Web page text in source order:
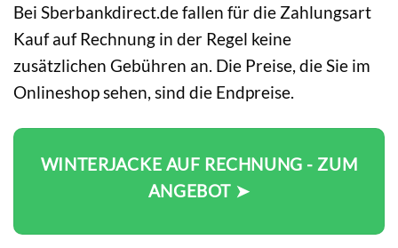
Bei Sberbankdirect.de fallen für die Zahlungsart
Kauf auf Rechnung in der Regel keine
zusätzlichen Gebühren an. Die Preise, die Sie im
Onlineshop sehen, sind die Endpreise.
WINTERJACKE AUF RECHNUNG - ZUM
ANGEBOT ➤